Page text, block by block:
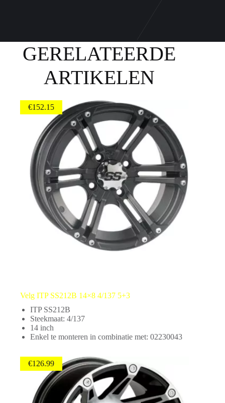
GERELATEERDE
ARTIKELEN
Velg ITP SS212B 14×8 4/137 5+3
€152.15
ITP SS212B
Steekmaat: 4/137
14 inch
Enkel te monteren in combinatie met: 02230043
€126.99